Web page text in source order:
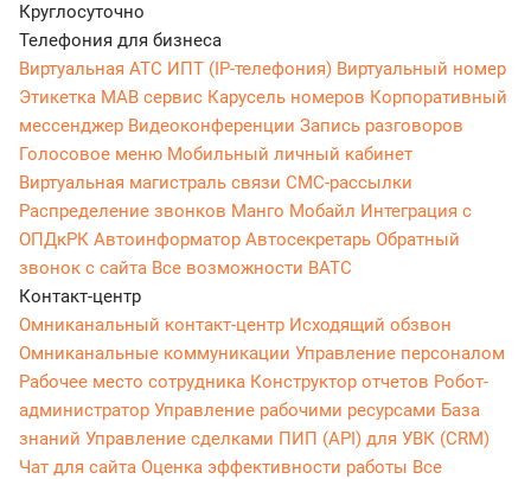
Круглосуточно
Телефония для бизнеса
Виртуальная АТС ИПТ (IP-телефония) Виртуальный номер
Этикетка МАВ сервис Карусель номеров Корпоративный
мессенджер Видеоконференции Запись разговоров
Голосовое меню Мобильный личный кабинет
Виртуальная магистраль связи СМС-рассылки
Распределение звонков Манго Мобайл Интеграция с
ОПДкРК Автоинформатор Автосекретарь Обратный
звонок с сайта Все возможности ВАТС
Контакт-центр
Омниканальный контакт-центр Исходящий обзвон
Омниканальные коммуникации Управление персоналом
Рабочее место сотрудника Конструктор отчетов Робот-
администратор Управление рабочими ресурсами База
знаний Управление сделками ПИП (API) для УВК (CRM)
Чат для сайта Оценка эффективности работы Все